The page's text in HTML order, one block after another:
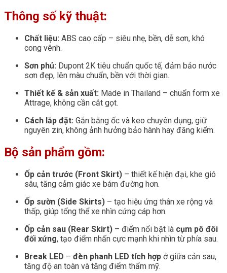
Thông số kỹ thuật:
Chất liệu: ABS cao cấp – siêu nhẹ, bền, dễ sơn, khó
cong vênh.
Sơn phủ: Dupont 2K tiêu chuẩn quốc tế, đảm bảo nước
sơn đẹp, lên màu chuẩn, bền với thời gian.
Thiết kế & sản xuất: Made in Thailand – chuẩn form xe
Attrage, không cần cắt gọt.
Cách lắp đặt: Gắn bằng ốc và keo chuyên dụng, giữ
nguyên zin, không ảnh hưởng bảo hành hay đăng kiểm.
Bộ sản phẩm gồm:
Ốp cản trước (Front Skirt) – thiết kế hiện đại, khe gió
sâu, tăng cảm giác xe bám đường hơn.
Ốp sườn (Side Skirts) – tạo hiệu ứng thân xe rộng và
thấp, giúp tổng thể xe nhìn cứng cáp hơn.
Ốp cản sau (Rear Skirt) – điểm nổi bật là cụm pô đôi
đối xứng, tạo điểm nhấn cực mạnh khi nhìn từ phía sau.
Break LED – đèn phanh LED tích hợp ở giữa cản sau,
tăng độ an toàn và tăng điểm thẩm mỹ.